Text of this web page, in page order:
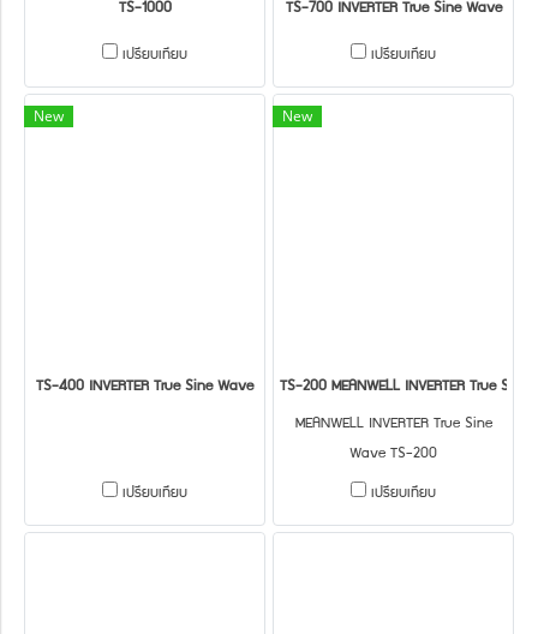
TS-1000
เปรียบเทียบ
TS-700 INVERTER True Sine Wave
เปรียบเทียบ
New
TS-400 INVERTER True Sine Wave
เปรียบเทียบ
New
TS-200 MEANWELL INVERTER True Sine
MEANWELL INVERTER True Sine
Wave TS-200
เปรียบเทียบ